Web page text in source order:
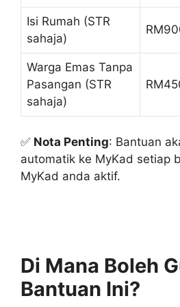
Isi Rumah (STR
sahaja)
Warga Emas Tanpa
Pasangan (STR
sahaja)
✅ Nota Penting: Bantuan
automatik ke MyKad setiap
MyKad anda aktif.
Di Mana Boleh
Bantuan Ini?